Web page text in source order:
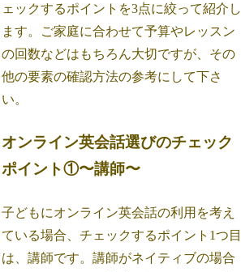
ェックするポイントを3点に絞って紹介し
ます。ご家庭に合わせて予算やレッスン
の回数などはもちろん大切ですが、その
他の要素の確認方法の参考にして下さ
い。
オンライン英会話選びのチェック
ポイント①〜講師〜
子どもにオンライン英会話の利用を考え
ている場合、チェックするポイント1つ目
は、講師です。講師がネイティブの場合